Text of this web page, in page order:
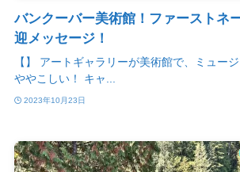
バンクーバー美術館！ファーストネ
迎メッセージ！
【】 アートギャラリーが美術館で、ミュー
ややこしい！ キャ...
2023年10月23日